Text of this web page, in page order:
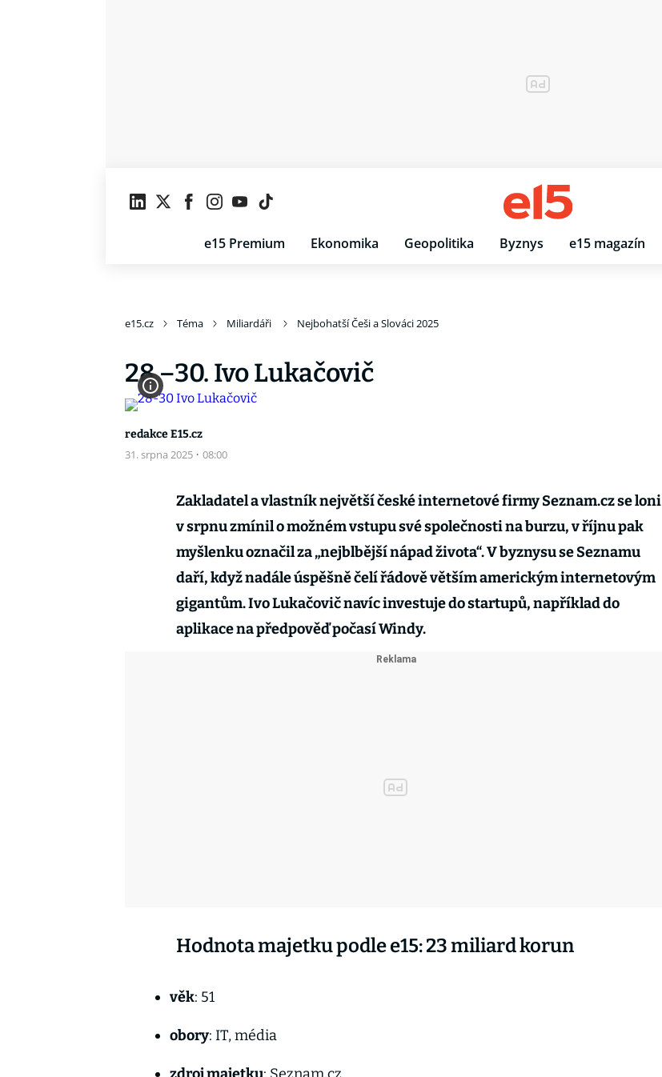
e15 Premium Ekonomika Geopolitika Byznys e15 magazín
e15.cz Téma Miliardáři Nejbohatší Češi a Slováci 2025
28.–30. Ivo Lukačovič
redakce E15.cz
31. srpna 2025 · 08:00
Zakladatel a vlastník největší české internetové firmy Seznam.cz se loni
v srpnu zmínil o možném vstupu své společnosti na burzu, v říjnu pak
myšlenku označil za „nejblbější nápad života“. V byznysu se Seznamu
daří, když nadále úspěšně čelí řádově větším americkým internetovým
gigantům. Ivo Lukačovič navíc investuje do startupů, například do
aplikace na předpověď počasí Windy.
Hodnota majetku podle e15: 23 miliard korun
věk: 51
obory: IT, média